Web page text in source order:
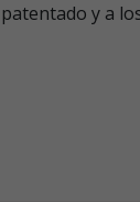
y a